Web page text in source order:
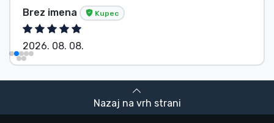
Brez imena Kupec
2026. 08. 08.
Nazaj na vrh strani